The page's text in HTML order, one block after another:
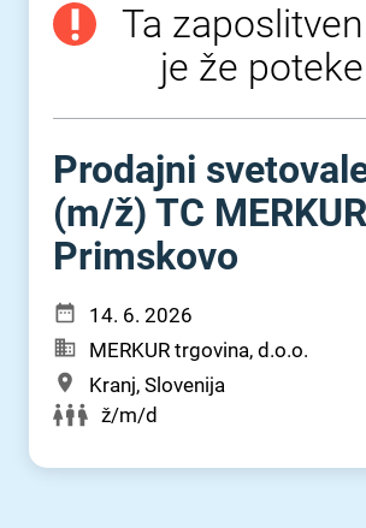
Ta
je že
Prodajni
(m⁠/⁠ž) TC
Primskovo
14. 6. 2026
MERKUR trgovina, d.o.o.
Kranj, Slovenija
ž/m/d